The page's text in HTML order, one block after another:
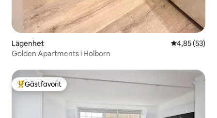
Lägenhet 4,85 av 5 i
4,85 (53)
Golden Apartments i Holborn
Populär gästfavorit
Gästfavorit